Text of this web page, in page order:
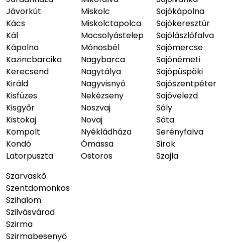
Jávorkút
Kács
Kál
Kápolna
Kazincbarcika
Kerecsend
Királd
Kisfüzes
Kisgyőr
Kistokaj
Kompolt
Kondó
Latorpuszta
Miskolc
Miskolctapolca
Mocsolyástelep
Mónosbél
Nagybarca
Nagytálya
Nagyvisnyó
Nekézseny
Noszvaj
Novaj
Nyékládháza
Ómassa
Ostoros
Sajókápolna
Sajókeresztúr
Sajólászlófalva
Sajómercse
Sajónémeti
Sajópüspöki
Sajószentpéter
Sajóvelezd
Sály
Sáta
Serényfalva
Sirok
Szajla
Szarvaskő
Szentdomonkos
Szihalom
Szilvásvárad
Szirma
Szirmabesenyő